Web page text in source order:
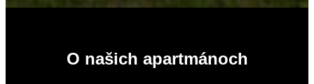
O našich apartmánoch